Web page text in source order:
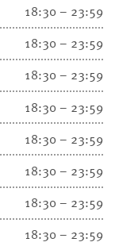
18:30 – 23:59
18:30 – 23:59
18:30 – 23:59
18:30 – 23:59
18:30 – 23:59
18:30 – 23:59
18:30 – 23:59
18:30 – 23:59